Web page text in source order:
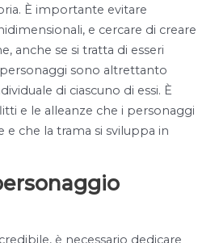
È importante evitare
e cercare di creare
anche se si tratta di esseri
sono altrettanto
di ciascuno di essi. È
e le alleanze che i personaggi
e che la trama si sviluppa in
è necessario dedicare